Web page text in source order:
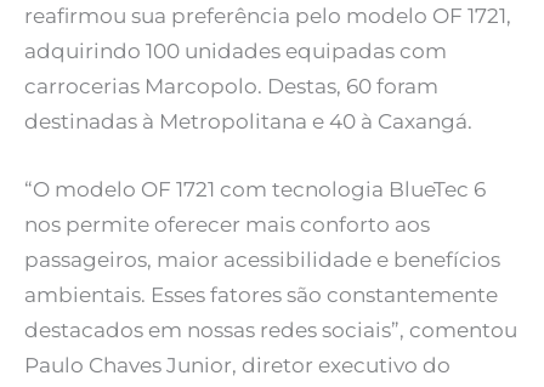
reafirmou sua preferência pelo modelo OF 1721,
adquirindo 100 unidades equipadas com
carrocerias Marcopolo. Destas, 60 foram
destinadas à Metropolitana e 40 à Caxangá.
“O modelo OF 1721 com tecnologia BlueTec 6
nos permite oferecer mais conforto aos
passageiros, maior acessibilidade e benefícios
ambientais. Esses fatores são constantemente
destacados em nossas redes sociais”, comentou
Paulo Chaves Junior, diretor executivo do